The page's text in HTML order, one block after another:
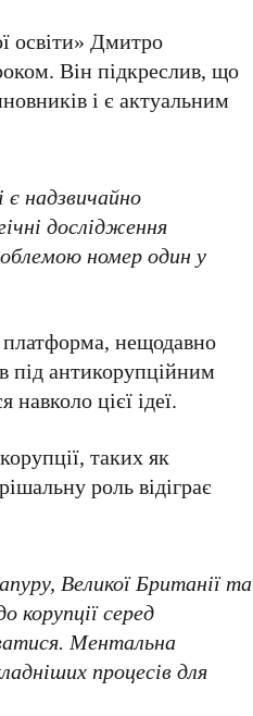
освіти» Дмитро
Він підкреслив, що
і є актуальним
є надзвичайно
дослідження
номер один у
, нещодавно
під антикорупційним
цієї ідеї.
таких як
роль відіграє
Великої Британії та
серед
Ментальна
процесів для